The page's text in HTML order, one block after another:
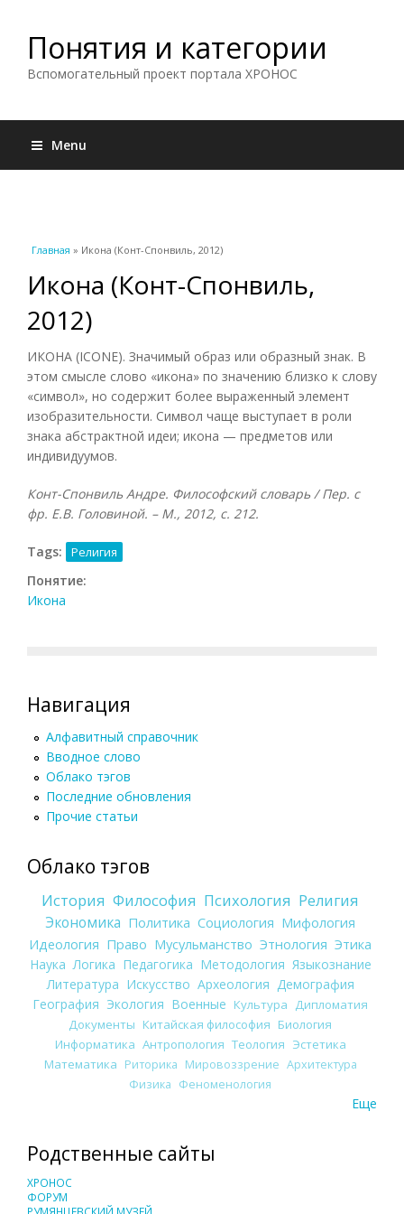
Понятия и категории
Вспомогательный проект портала ХРОНОС
Menu
Вы здесь
Главная » Икона (Конт-Спонвиль, 2012)
Икона (Конт-Спонвиль,
2012)
ИКОНА (ICONE). Значимый образ или образный знак. В
этом смысле слово «икона» по значению близко к слову
«символ», но содержит более выраженный элемент
изобразительности. Символ чаще выступает в роли
знака абстрактной идеи; икона — предметов или
индивидуумов.
Конт-Спонвиль Андре. Философский словарь / Пер. с
фр. Е.В. Головиной. – М., 2012, с. 212.
Tags: Религия
Понятие:
Икона
Навигация
Алфавитный справочник
Вводное слово
Облако тэгов
Последние обновления
Прочие статьи
Облако тэгов
История Философия Психология Религия
Экономика Политика Социология Мифология
Идеология Право Мусульманство Этнология Этика
Наука Логика Педагогика Методология Языкознание
Литература Искусство Археология Демография
География Экология Военные Культура
Дипломатия
Документы Китайская философия Биология
Информатика Антропология Теология Эстетика
Математика Риторика Мировоззрение Архитектура
Физика Феноменология
Еще
Родственные сайты
ХРОНОС
ФОРУМ